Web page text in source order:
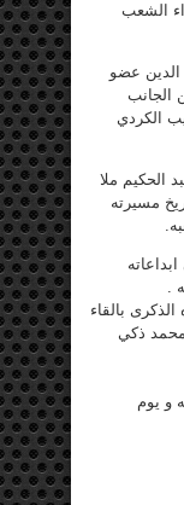
الشعب
عضو
الجانب
الكردي
الحكيم ملا
مسيرته
.
بالقاء
ذكي
و يوم